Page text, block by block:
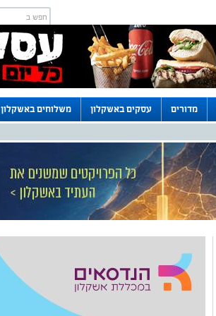
מדורים עסקים באשקלון משלוחים באשקלון